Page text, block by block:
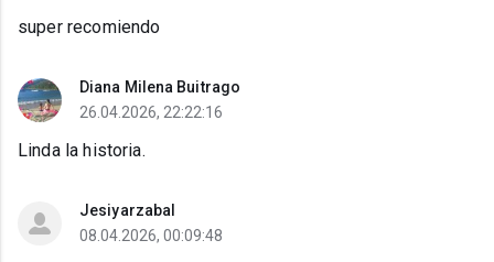
super recomiendo
Diana Milena Buitrago
26.04.2026, 22:22:16
Linda la historia.
Jesiyarzabal
08.04.2026, 00:09:48